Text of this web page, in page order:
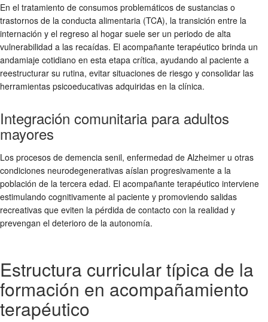
En el tratamiento de consumos problemáticos de sustancias o
trastornos de la conducta alimentaria (TCA), la transición entre la
internación y el regreso al hogar suele ser un periodo de alta
vulnerabilidad a las recaídas. El acompañante terapéutico brinda un
andamiaje cotidiano en esta etapa crítica, ayudando al paciente a
reestructurar su rutina, evitar situaciones de riesgo y consolidar las
herramientas psicoeducativas adquiridas en la clínica.
Integración comunitaria para adultos
mayores
Los procesos de demencia senil, enfermedad de Alzheimer u otras
condiciones neurodegenerativas aíslan progresivamente a la
población de la tercera edad. El acompañante terapéutico interviene
estimulando cognitivamente al paciente y promoviendo salidas
recreativas que eviten la pérdida de contacto con la realidad y
prevengan el deterioro de la autonomía.
Estructura curricular típica de la
formación en acompañamiento
terapéutico